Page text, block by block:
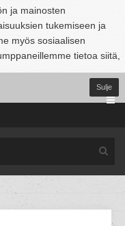
ja mainosten
tukemiseen ja
myös sosiaalisen
tietoa siitä,
Sulje